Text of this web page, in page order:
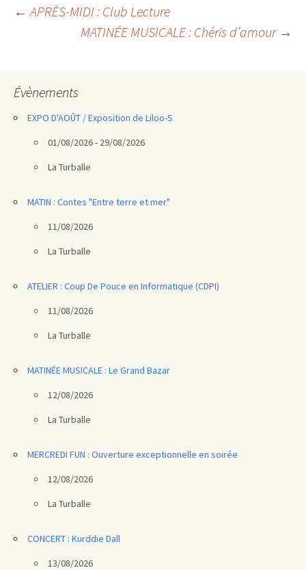
Navigation
← APRÈS-MIDI : Club Lecture
MATINÉE MUSICALE : Chéris d’amour →
Évènements
EXPO D'AOÛT / Exposition de Liloo-S
01/08/2026 - 29/08/2026
La Turballe
MATIN : Contes "Entre terre et mer"
11/08/2026
La Turballe
ATELIER : Coup De Pouce en Informatique (CDPI)
11/08/2026
La Turballe
MATINÉE MUSICALE : Le Grand Bazar
12/08/2026
La Turballe
MERCREDI FUN : Ouverture exceptionnelle en soirée
12/08/2026
La Turballe
CONCERT : Kurddie Dall
13/08/2026